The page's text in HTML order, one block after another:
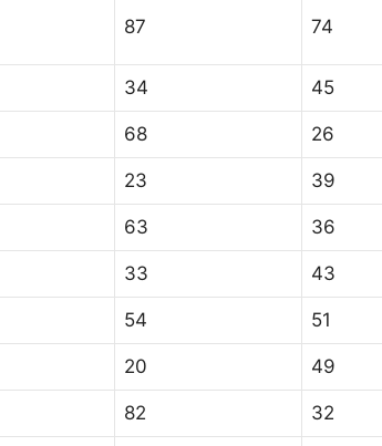
87 74
34 45
68 26
23 39
63 36
33 43
54 51
20 49
82 32